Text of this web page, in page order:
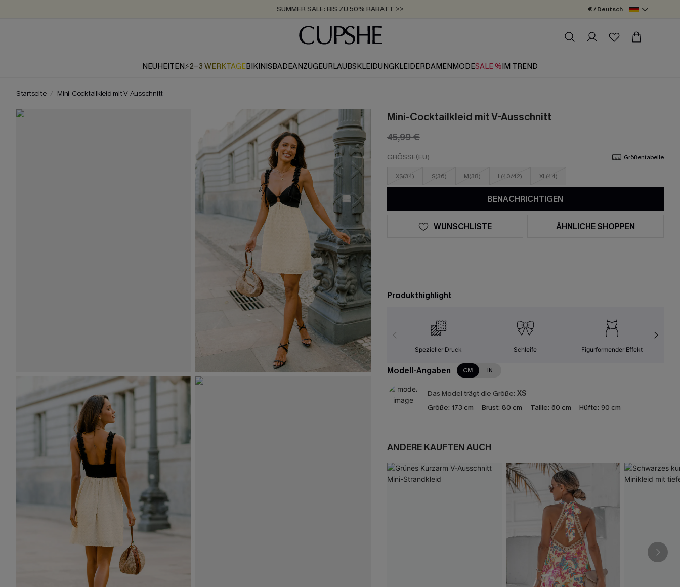
SUMMER SALE: BIS ZU 50% RABATT >>
ZUM NEWSLETTER:BIS ZU -20% EXTRA ERHALTEN
KOSTENLOSER VERSAND AB 89 €
€ / Deutsch
NEUHEITEN⚡2-3 WERKTAGEBIKINISBADEANZÜGEURLAUBSKLEIDUNGKLEIDERDAMENMODESALE %IM TREND
Startseite Mini-Cocktailkleid mit V-Ausschnitt
Mini-Cocktailkleid mit V-Ausschnitt
45,99 €
GRÖSSE(EU) Größentabelle
XS(34) S(36) M(38) L(40/42) XL(44)
BENACHRICHTIGEN
WUNSCHLISTE ÄHNLICHE SHOPPEN
Produkthighlight
Spezieller Druck Schleife Figurformender Effekt
Modell-Angaben CM IN
Das Model trägt die Größe: XS
Größe: 173 cm Brust: 80 cm Taille: 60 cm Hüfte: 90 cm
ANDERE KAUFTEN AUCH